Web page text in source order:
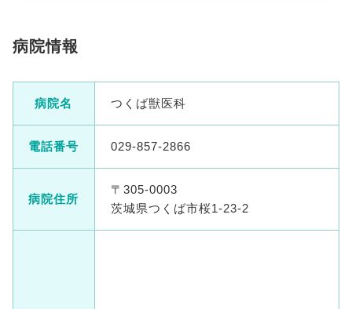
病院情報
病院名 つくば獣医科
電話番号 029-857-2866
病院住所
〒305-0003
茨城県つくば市桜1-23-2